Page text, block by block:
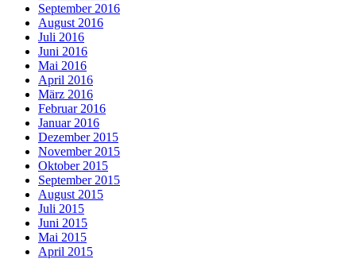
September 2016
August 2016
Juli 2016
Juni 2016
Mai 2016
April 2016
März 2016
Februar 2016
Januar 2016
Dezember 2015
November 2015
Oktober 2015
September 2015
August 2015
Juli 2015
Juni 2015
Mai 2015
April 2015